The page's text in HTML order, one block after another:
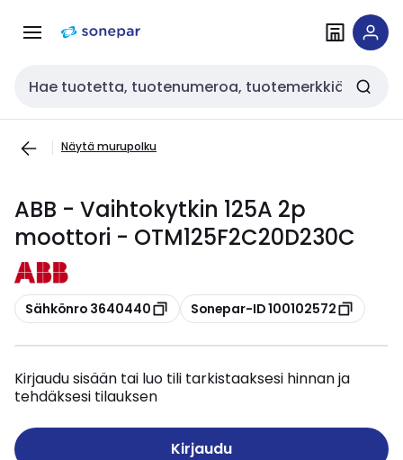
navigointiinsisältöön
Haku
Näytä murupolku
ABB - Vaihtokytkin 125A 2p
moottori - OTM125F2C20D230C
Kopioi
Sähkönro 3640440 Kopioi
Sonepar-ID 100102572
Kirjaudu sisään tai luo tili tarkistaaksesi hinnan ja
tehdäksesi tilauksen
Kirjaudu